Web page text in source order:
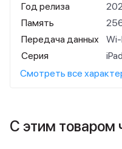
Год релиза
Память
Передача данных
Wi-
Серия
Смотреть все
С этим товаром